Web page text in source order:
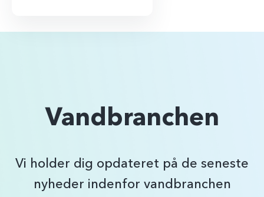
Vandbranchen
Vi holder dig opdateret på de seneste
nyheder indenfor vandbranchen